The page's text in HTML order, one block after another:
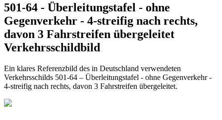
501-64 - Überleitungstafel - ohne
Gegenverkehr - 4-streifig nach rechts,
davon 3 Fahrstreifen übergeleitet
Verkehrsschildbild
Ein klares Referenzbild des in Deutschland verwendeten
Verkehrsschilds 501-64 – Überleitungstafel - ohne Gegenverkehr -
4-streifig nach rechts, davon 3 Fahrstreifen übergeleitet.